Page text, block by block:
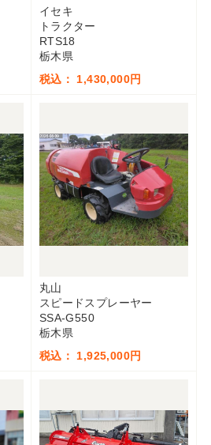
イセキ
トラクター
RTS18
栃木県
税込： 1,430,000円
丸山
スピードスプレーヤー
SSA-G550
栃木県
税込： 1,925,000円